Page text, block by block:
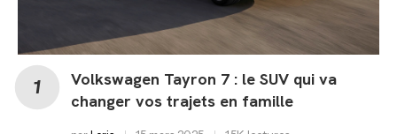
Volkswagen Tayron 7 : le SUV qui va
changer vos trajets en famille